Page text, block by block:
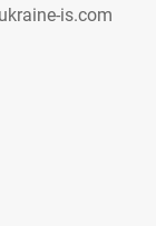
is.com